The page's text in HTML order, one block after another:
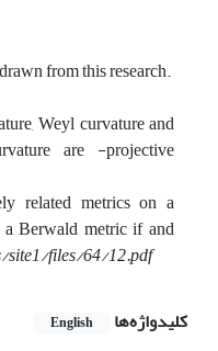
from this research.
Weyl curvature and
are -projective
related metrics on a
Berwald metric if and
site1/files/64/12.pdf
کلیدواژه‌ها
English